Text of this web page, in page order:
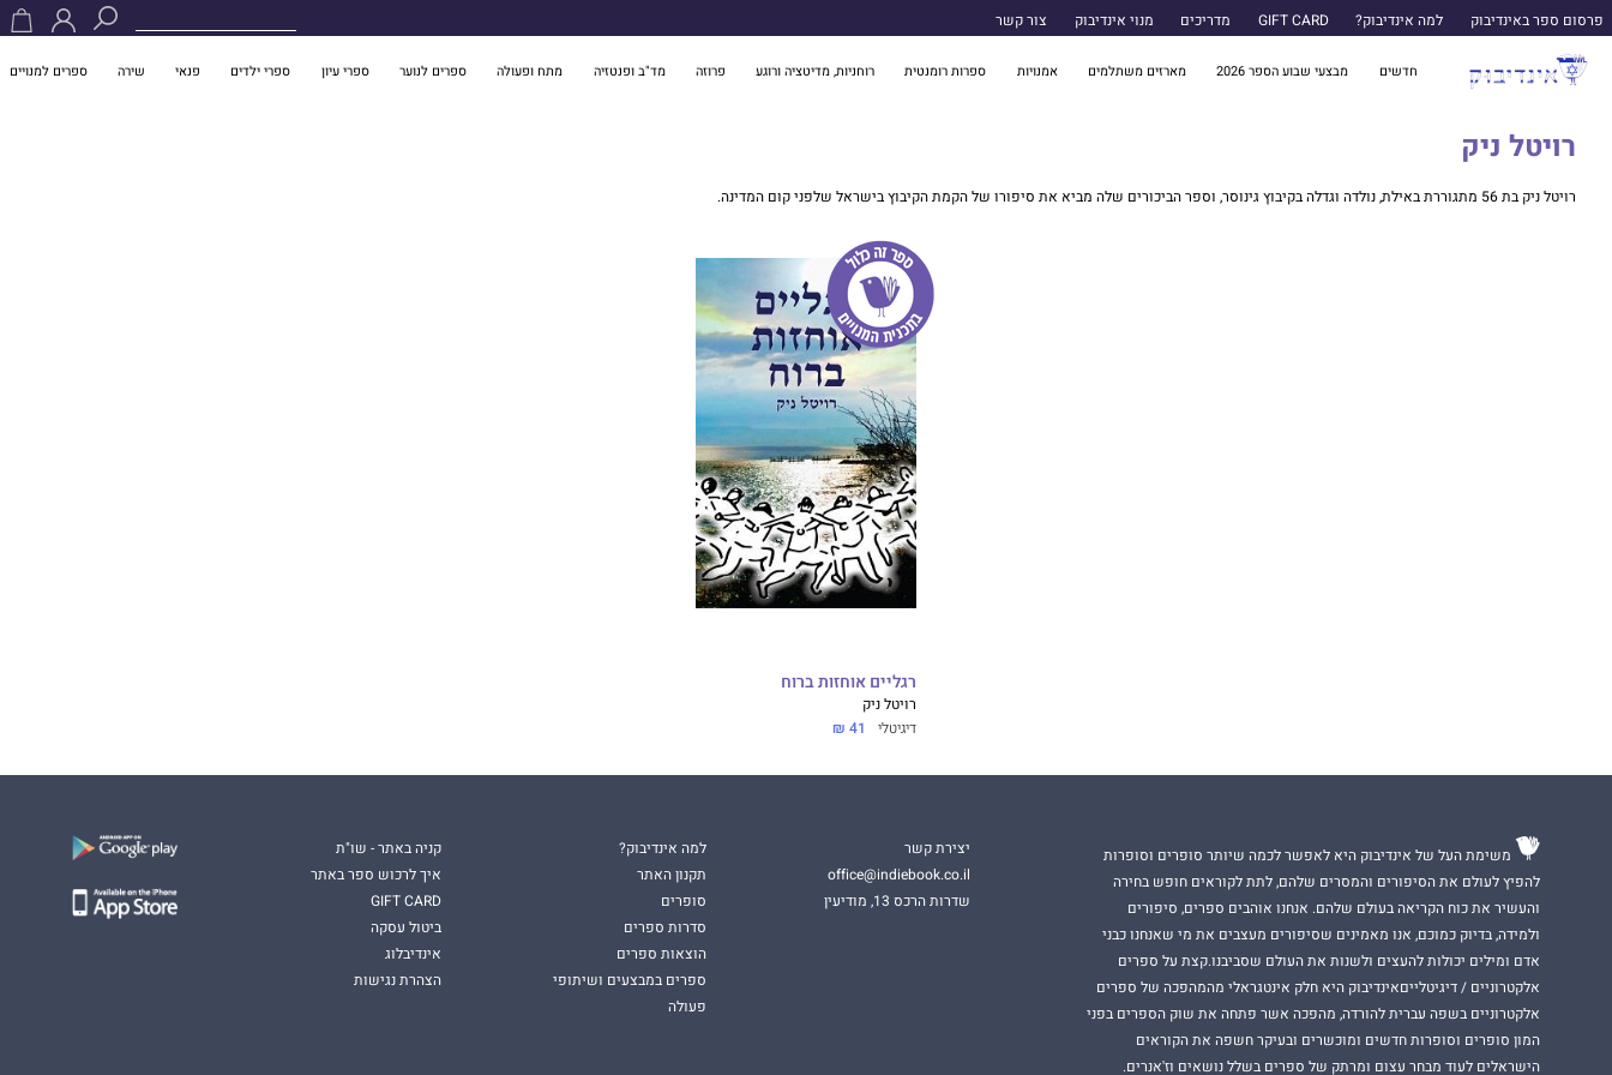
פרסום ספר באינדיבוק למה אינדיבוק? GIFT CARD מדריכים מנוי אינדיבוק צור קשר
חדשים מבצעי שבוע הספר 2026 מארזים משתלמים אמנויות ספרות רומנטית רוחניות, מדיטציה ורוגע פרוזה מד"ב ופנטזיה מתח ופעולה ספרים לנוער ספרי עיון ספרי ילדים פנאי שירה ספרים למנויים
רויטל ניק
רויטל ניק בת 56 מתגוררת באילת, נולדה וגדלה בקיבוץ גינוסר, וספר הביכורים שלה מביא את סיפורו של הקמת הקיבוץ בישראל שלפני קום המדינה.
רגליים אוחזות ברוח
רויטל ניק
דיגיטלי 41 ₪
משימת העל של אינדיבוק היא לאפשר לכמה שיותר סופרים וסופרות
להפיץ לעולם את הסיפורים והמסרים שלהם, לתת לקוראים חופש בחירה
והעשיר את כוח הקריאה בעולם שלהם. אנחנו אוהבים ספרים, סיפורים
ולמידה, בדיוק כמוכם, אנו מאמינים שסיפורים מעצבים את מי שאנחנו כבני
אדם ומילים יכולות להעצים ולשנות את העולם שסביבנו.קצת על ספרים
אלקטרוניים / דיגיטלייםאינדיבוק היא חלק אינטגראלי מהמהפכה של ספרים
אלקטרוניים בשפה עברית להורדה, מהפכה אשר פתחה את שוק הספרים בפני
המון סופרים וסופרות חדשים ומוכשרים ובעיקר חשפה את הקוראים
הישראלים לעוד מבחר עצום ומרתק של ספרים בשלל נושאים וז'אנרים.
יצירת קשר
office@indiebook.co.il
שדרות הרכס 13, מודיעין
למה אינדיבוק?
תקנון האתר
סופרים
סדרות ספרים
הוצאות ספרים
ספרים במבצעים ושיתופי
פעולה
קניה באתר - שו"ת
איך לרכוש ספר באתר
GIFT CARD
ביטול עסקה
אינדיבלוג
הצהרת נגישות